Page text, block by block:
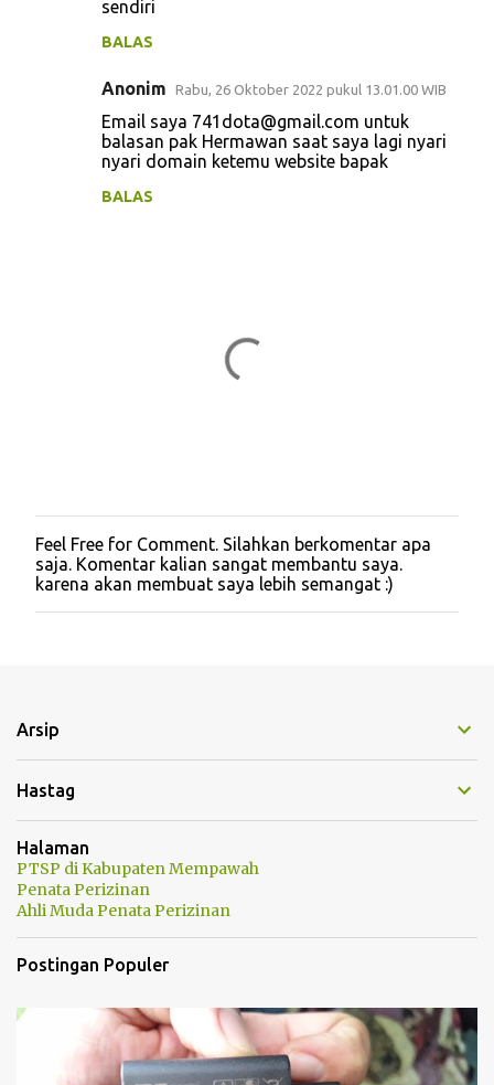
sendiri
BALAS
Anonim Rabu, 26 Oktober 2022 pukul 13.01.00 WIB
Email saya 741dota@gmail.com untuk
balasan pak Hermawan saat saya lagi nyari
nyari domain ketemu website bapak
BALAS
P
o
s
t
m
t
r
Feel Free for Comment. Silahkan berkomentar apa
saja. Komentar kalian sangat membantu saya.
karena akan membuat saya lebih semangat :)
Arsip
Hastag
Halaman
PTSP di Kabupaten Mempawah
Penata Perizinan
Ahli Muda Penata Perizinan
Postingan Populer